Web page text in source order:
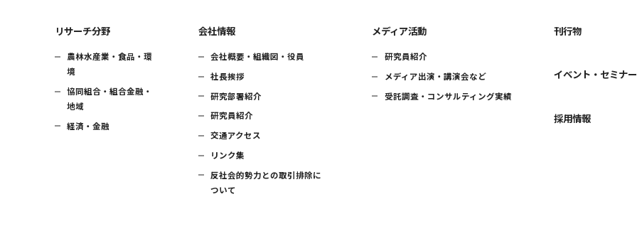
リサーチ分野
農林水産業・食品・環
境
協同組合・組合金融・
地域
経済・金融
会社情報
会社概要・組織図・役員
社長挨拶
研究部署紹介
研究員紹介
交通アクセス
リンク集
反社会的勢力との取引排除に
ついて
メディア活動
研究員紹介
メディア出演・講演会など
受託調査・コンサルティング実績
刊行物
イベント・セミナー
採用情報